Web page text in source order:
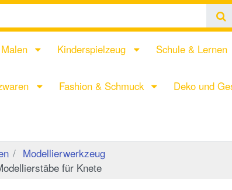
Kinderspielzeug Schule & Lernen
Fashion & Schmuck Deko und
Modellierwerkzeug
für Knete